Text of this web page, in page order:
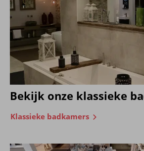
Bekijk onze klassieke
Klassieke badkamers